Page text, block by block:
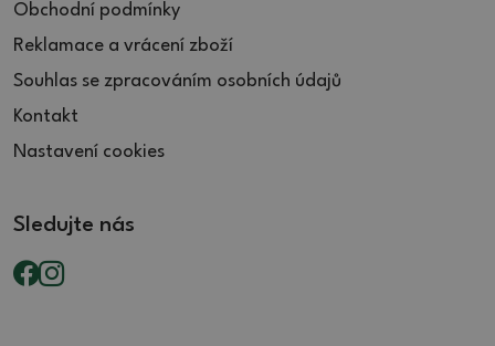
Obchodní podmínky
Reklamace a vrácení zboží
Souhlas se zpracováním osobních údajů
Kontakt
Nastavení cookies
Sledujte nás